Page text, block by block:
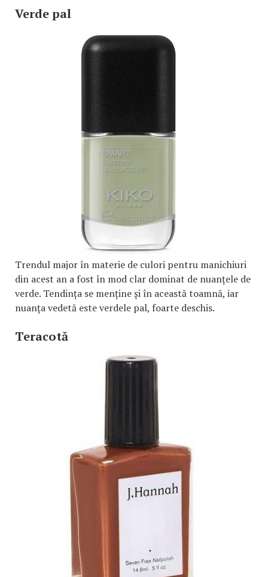
Verde pal
Trendul major în materie de culori pentru manichiuri
din acest an a fost în mod clar dominat de nuanțele de
verde. Tendința se menține și în această toamnă, iar
nuanța vedetă este verdele pal, foarte deschis.
Teracotă